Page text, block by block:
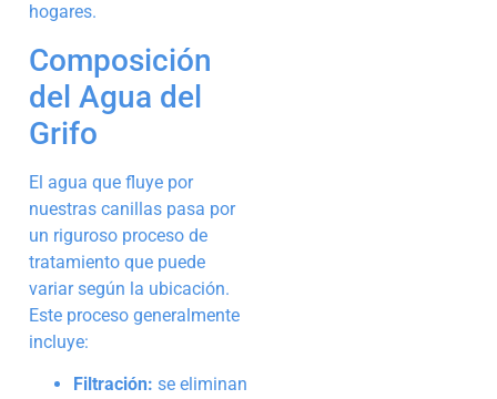
hogares.
Composición
del Agua del
Grifo
El agua que fluye por
nuestras canillas pasa por
un riguroso proceso de
tratamiento que puede
variar según la ubicación.
Este proceso generalmente
incluye:
Filtración: se eliminan